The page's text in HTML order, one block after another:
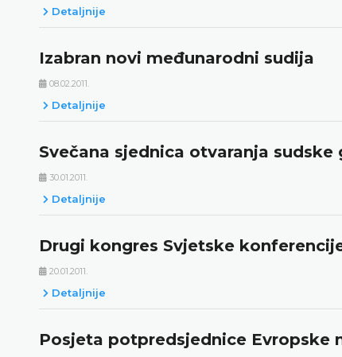
Detaljnije
Izabran novi međunarodni sudija
08.02.2011.
Detaljnije
Svečana sjednica otvaranja
30.01.2011.
Detaljnije
Drugi kongres Svjetske
20.01.2011.
Detaljnije
Posjeta potpredsjednice Evropske